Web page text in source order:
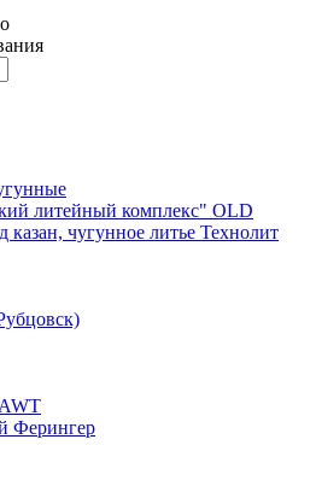
литейный комплекс" OLD
чугунное литье Технолит
Ферингер